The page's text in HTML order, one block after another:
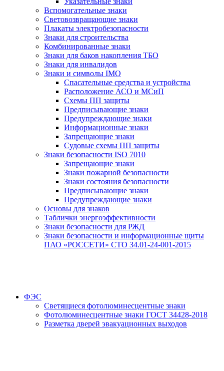
Вспомогательные знаки
Световозвращающие знаки
Плакаты электробезопасности
Знаки для строительства
Комбинированные знаки
Знаки для баков накопления ТБО
Знаки для инвалидов
Знаки и символы IMO
Спасательные средства и устройства
Расположение АСО и МСиП
Схемы ПП защиты
Предписывающие знаки
Предупреждающие знаки
Информационные знаки
Запрещающие знаки
Судовые схемы ПП защиты
Знаки безопасности ISO 7010
Запрещающие знаки
Знаки пожарной безопасности
Знаки состояния безопасности
Предписывающие знаки
Предупреждающие знаки
Основы для знаков
Таблички энергоэффективности
Знаки безопасности для РЖД
Знаки безопасности и информационные щиты
ПАО «РОССЕТИ» СТО 34.01-24-001-2015
ФЭС
Светящиеся фотолюминесцентные знаки
Фотолюминесцентные знаки ГОСТ 34428-2018
Разметка дверей эвакуационных выходов